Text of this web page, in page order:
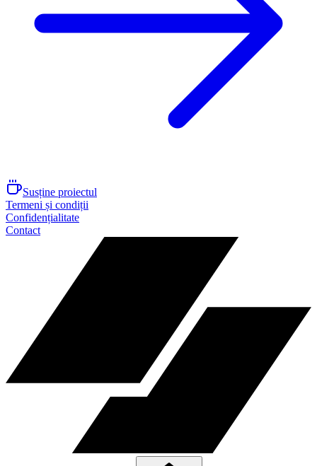
Susține proiectul
Termeni și condiții
Confidențialitate
Contact